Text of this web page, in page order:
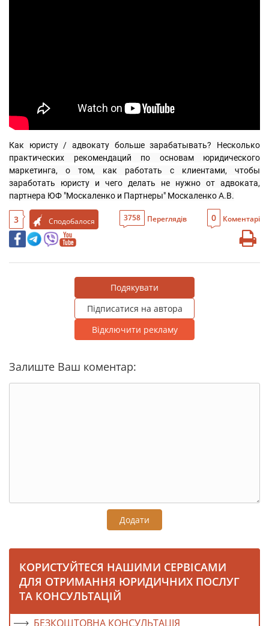
Как юристу / адвокату больше зарабатывать? Несколько
практических рекомендаций по основам юридического
маркетинга, о том, как работать с клиентами, чтобы
заработать юристу и чего делать не нужно от адвоката,
партнера ЮФ "Москаленко и Партнеры" Москаленко А.В.
3 Сподобалося 3758 Переглядів 0 Коментарі
Подякувати
Підписатися на автора
Відключити рекламу
Залиште Ваш коментар:
Додати
КОРИСТУЙТЕСЯ НАШИМИ СЕРВІСАМИ
ДЛЯ ОТРИМАННЯ ЮРИДИЧНИХ ПОСЛУГ
ТА КОНСУЛЬТАЦІЙ
БЕЗКОШТОВНА КОНСУЛЬТАЦІЯ